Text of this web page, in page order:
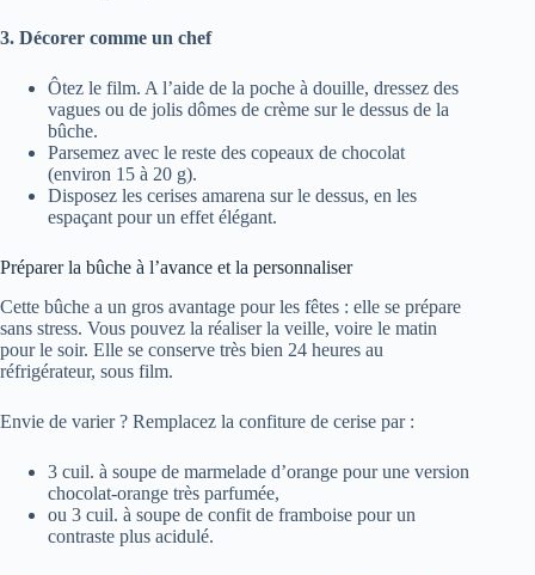
3. Décorer comme un chef
Ôtez le film. A l’aide de la poche à douille, dressez des
vagues ou de jolis dômes de crème sur le dessus de la
bûche.
Parsemez avec le reste des copeaux de chocolat
(environ 15 à 20 g).
Disposez les cerises amarena sur le dessus, en les
espaçant pour un effet élégant.
Préparer la bûche à l’avance et la personnaliser
Cette bûche a un gros avantage pour les fêtes : elle se prépare
sans stress. Vous pouvez la réaliser la veille, voire le matin
pour le soir. Elle se conserve très bien 24 heures au
réfrigérateur, sous film.
Envie de varier ? Remplacez la confiture de cerise par :
3 cuil. à soupe de marmelade d’orange pour une version
chocolat-orange très parfumée,
ou 3 cuil. à soupe de confit de framboise pour un
contraste plus acidulé.